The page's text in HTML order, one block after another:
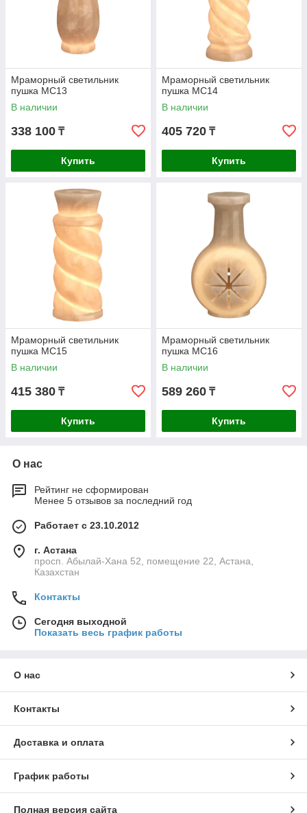
Мраморный светильник
пушка МС13
В наличии
338 100 ₸
Купить
Мраморный светильник
пушка МС14
В наличии
405 720 ₸
Купить
Мраморный светильник
пушка МС15
В наличии
415 380 ₸
Купить
Мраморный светильник
пушка МС16
В наличии
589 260 ₸
Купить
О нас
Рейтинг не сформирован
Менее 5 отзывов за последний год
Работает с 23.10.2012
г. Астана
просп. Абылай-Хана 52, помещение 22, Астана,
Казахстан
Контакты
Сегодня выходной
Показать весь график работы
О нас
Контакты
Доставка и оплата
График работы
Полная версия сайта